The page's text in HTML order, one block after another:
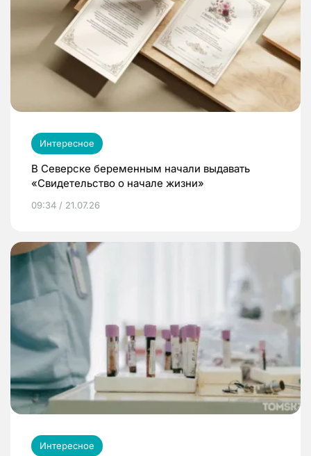
Интересное
В Северске беременным начали выдавать
«Свидетельство о начале жизни»
09:34 / 21.07.26
Интересное